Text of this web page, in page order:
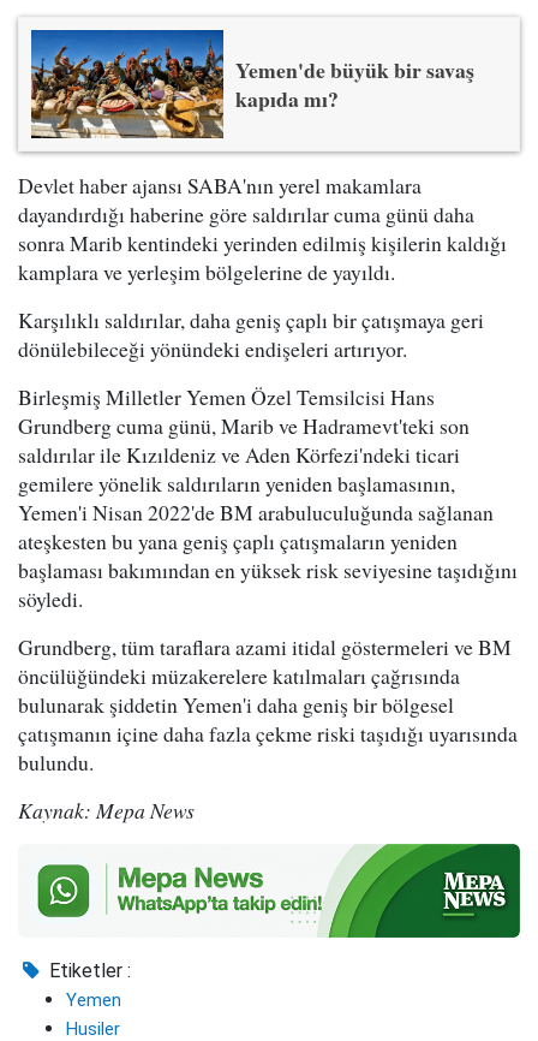
Yemen'de büyük bir savaş
kapıda mı?
Devlet haber ajansı SABA'nın yerel makamlara
dayandırdığı haberine göre saldırılar cuma günü daha
sonra Marib kentindeki yerinden edilmiş kişilerin kaldığı
kamplara ve yerleşim bölgelerine de yayıldı.
Karşılıklı saldırılar, daha geniş çaplı bir çatışmaya geri
dönülebileceği yönündeki endişeleri artırıyor.
Birleşmiş Milletler Yemen Özel Temsilcisi Hans
Grundberg cuma günü, Marib ve Hadramevt'teki son
saldırılar ile Kızıldeniz ve Aden Körfezi'ndeki ticari
gemilere yönelik saldırıların yeniden başlamasının,
Yemen'i Nisan 2022'de BM arabuluculuğunda sağlanan
ateşkesten bu yana geniş çaplı çatışmaların yeniden
başlaması bakımından en yüksek risk seviyesine taşıdığını
söyledi.
Grundberg, tüm taraflara azami itidal göstermeleri ve BM
öncülüğündeki müzakerelere katılmaları çağrısında
bulunarak şiddetin Yemen'i daha geniş bir bölgesel
çatışmanın içine daha fazla çekme riski taşıdığı uyarısında
bulundu.
Kaynak: Mepa News
Etiketler :
Yemen
Husiler